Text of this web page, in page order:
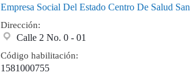
Empresa Social Del Estado Centro De Salud
Dirección:
Calle 2 No. 0 - 01
Código habilitación:
1581000755